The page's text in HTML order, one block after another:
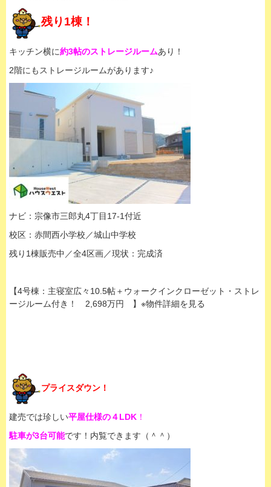
残り1棟！
キッチン横に約3帖のストレージルームあり！
2階にもストレージルームがあります♪
ナビ：宗像市三郎丸4丁目17-1付近
校区：赤間西小学校／城山中学校
残り1棟販売中／全4区画／現状：完成済
【4号棟：主寝室広々10.5帖＋ウォークインクローゼット・ストレ
ージルーム付き！ 2,698万円 】※物件詳細を見る
プライスダウン！
建売では珍しい平屋仕様の４LDK ！
駐車が3台可能です！内覧できます（＾＾）